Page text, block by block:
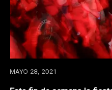
MAYO 28, 2021